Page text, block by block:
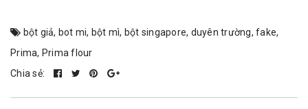
bột giả, bot mi, bột mì, bột singapore, duyên trường, fake,
Prima, Prima flour
Chia sẻ: